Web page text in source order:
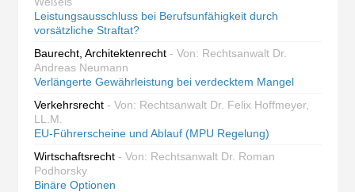
Leistungsausschluss bei Berufsunfähigkeit durch
vorsätzliche Straftat?
Baurecht, Architektenrecht - Von: Rechtsanwalt Dr.
Andreas Neumann
Verlängerte Gewährleistung bei verdecktem Mangel
Verkehrsrecht - Von: Rechtsanwalt Dr. Felix Hoffmeyer,
LL.M.
EU-Führerscheine und Ablauf (MPU Regelung)
Wirtschaftsrecht - Von: Rechtsanwalt Dr. Roman
Podhorsky
Binäre Optionen